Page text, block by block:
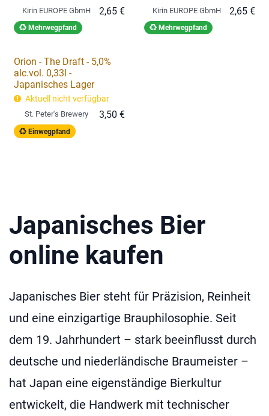
Kirin EUROPE GbmH 2,65€
Mehrwegpfand
Kirin EUROPE GbmH 2,65€
Mehrwegpfand
Orion - The Draft - 5,0%
alc.vol. 0,33l -
Japanisches Lager
Aktuell nicht verfügbar
St. Peter's Brewery 3,50 €
Einwegpfand
Japanisches Bier
online kaufen
Japanisches Bier steht für Präzision, Reinheit
und eine einzigartige Brauphilosophie. Seit
dem 19. Jahrhundert – stark beeinflusst durch
deutsche und niederländische Braumeister –
hat Japan eine eigenständige Bierkultur
entwickelt, die Handwerk mit technischer